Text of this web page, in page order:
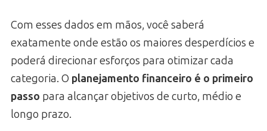
Com esses dados em mãos, você saberá
exatamente onde estão os maiores desperdícios e
poderá direcionar esforços para otimizar cada
categoria. O planejamento financeiro é o primeiro
passo para alcançar objetivos de curto, médio e
longo prazo.